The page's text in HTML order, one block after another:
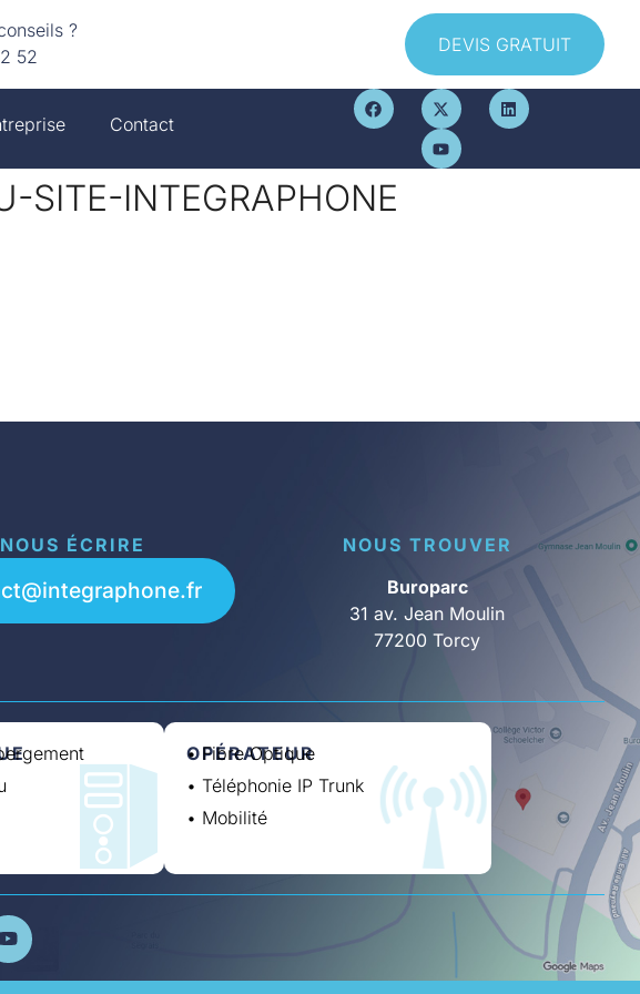
?
52
DEVIS GRATUIT
Contact
SITE-INTEGRAPHONE
NOUS ÉCRIRE
NOUS TROUVER
Buroparc
31 av. Jean Moulin
77200 Torcy
OPÉRATEUR
• Fibre Optique
• Téléphonie IP Trunk
• Mobilité